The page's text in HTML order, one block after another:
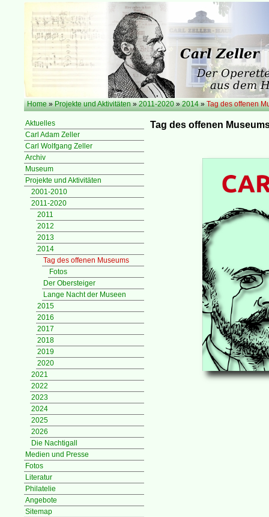
Home »Projekte und Aktivitäten »2011-2020 »2014 »Tag des offenen
Aktuelles
Carl Adam Zeller
Carl Wolfgang Zeller
Archiv
Museum
Projekte und Aktivitäten
2001-2010
2011-2020
2011
2012
2013
2014
Tag des offenen Museums
Fotos
Der Obersteiger
Lange Nacht der Museen
2015
2016
2017
2018
2019
2020
2021
2022
2023
2024
2025
2026
Die Nachtigall
Medien und Presse
Fotos
Literatur
Philatelie
Angebote
Sitemap
Tag des offenen